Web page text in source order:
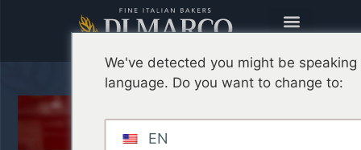
C'est l'heure
de l'apéro !
We've detected you might be
language. Do you want to change to:
EN